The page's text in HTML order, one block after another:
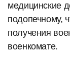
медицинские
подопечному,
получения
военкомате.